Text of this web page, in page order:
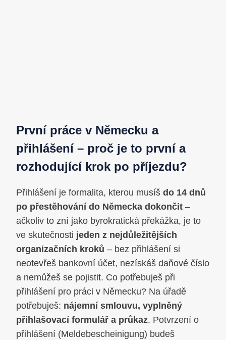
První práce v Německu a
přihlášení – proč je to první a
rozhodující krok po příjezdu?
Přihlášení je formalita, kterou musíš do 14 dnů
po přestěhování do Německa dokončit –
ačkoliv to zní jako byrokratická překážka, je to
ve skutečnosti jeden z nejdůležitějších
organizačních kroků – bez přihlášení si
neotevřeš bankovní účet, nezískáš daňové číslo
a nemůžeš se pojistit. Co potřebuješ při
přihlášení pro práci v Německu? Na úřadě
potřebuješ: nájemní smlouvu, vyplněný
přihlašovací formulář a průkaz. Potvrzení o
přihlášení (Meldebescheinigung) budeš